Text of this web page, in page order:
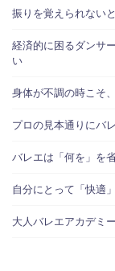
振りを覚えられない
経済的に困るダンサ
い
身体が不調の時こそ
プロの見本通りにバ
バレエは「何を」を
自分にとって「快適
大人バレエアカデミ